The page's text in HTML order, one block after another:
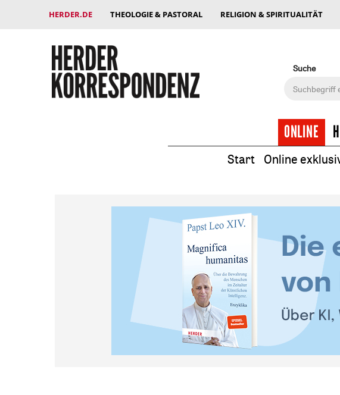
HERDER.DE THEOLOGIE & PASTORAL RELIGION & SPIRITUALITÄT
Suche
ONLINE
Start Online